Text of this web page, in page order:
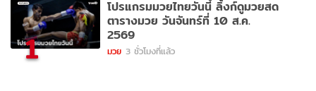
1
โปรแกรมมวยไทยวันนี้ ลิ้งก์ดูมวยสด
ตารางมวย วันจันทร์ที่ 10 ส.ค.
2569
มวย 3 ชั่วโมงที่แล้ว